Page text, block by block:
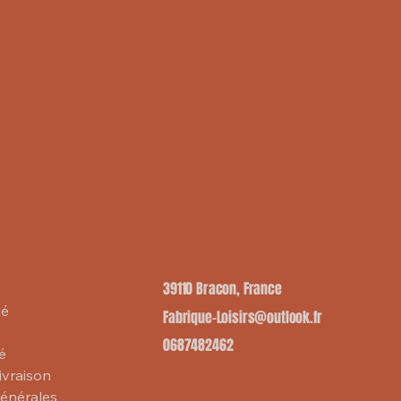
39110 Bracon, France
Fabrique-Loisirs@outlook.fr
0687482462